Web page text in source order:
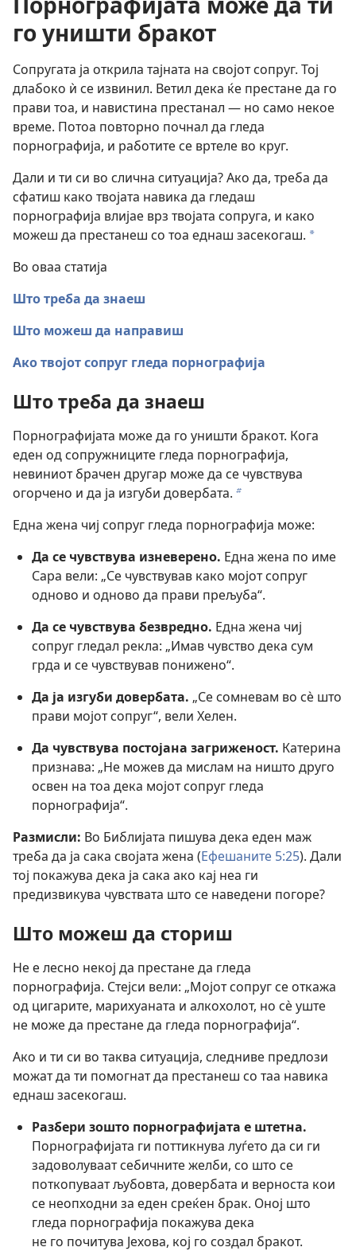
го уништи бракот
Сопругата ја открила тајната на својот сопруг. Тој
длабоко ѝ се извинил. Ветил дека ќе престане да го
прави тоа, и навистина престанал — но само некое
време. Потоа повторно почнал да гледа
порнографија, и работите се вртеле во круг.
Дали и ти си во слична ситуација? Ако да, треба да
сфатиш како твојата навика да гледаш
порнографија влијае врз твојата сопруга, и како
можеш да престанеш со тоа еднаш засекогаш. a
Во оваа статија
Што треба да знаеш
Што можеш да направиш
Ако твојот сопруг гледа порнографија
Што треба да знаеш
Порнографијата може да го уништи бракот. Кога
еден од сопружниците гледа порнографија,
невиниот брачен другар може да се чувствува
огорчено и да ја изгуби довербата. b
Една жена чиј сопруг гледа порнографија може:
Да се чувствува изневерено. Една жена по име
Сара вели: „Се чувствував како мојот сопруг
одново и одново да прави прељуба“.
Да се чувствува безвредно. Една жена чиј
сопруг гледал рекла: „Имав чувство дека сум
грда и се чувствував понижено“.
Да ја изгуби довербата. „Се сомневам во сѐ што
прави мојот сопруг“, вели Хелен.
Да чувствува постојана загриженост. Катерина
признава: „Не можев да мислам на ништо друго
освен на тоа дека мојот сопруг гледа
порнографија“.
Размисли: Во Библијата пишува дека еден маж
треба да ја сака својата жена (Ефешаните 5:25). Дали
тој покажува дека ја сака ако кај неа ги
предизвикува чувствата што се наведени погоре?
Што можеш да сториш
Не е лесно некој да престане да гледа
порнографија. Стејси вели: „Мојот сопруг се откажа
од цигарите, марихуаната и алкохолот, но сѐ уште
не може да престане да гледа порнографија“.
Ако и ти си во таква ситуација, следниве предлози
можат да ти помогнат да престанеш со таа навика
еднаш засекогаш.
Разбери зошто порнографијата е штетна.
Порнографијата ги поттикнува луѓето да си ги
задоволуваат себичните желби, со што се
поткопуваат љубовта, довербата и верноста кои
се неопходни за еден среќен брак. Оној што
гледа порнографија покажува дека
не го почитува Јехова, кој го создал бракот.